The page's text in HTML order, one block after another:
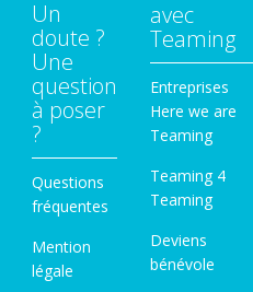
Un
doute ?
Une
question
à poser
?
Questions
fréquentes
Mention
légale
avec
Teaming
Entreprises
Here we are
Teaming
Teaming 4
Teaming
Deviens
bénévole